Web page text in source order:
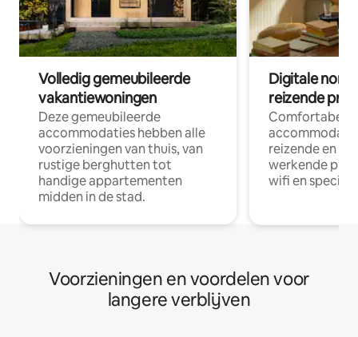
Volledig gemeubileerde
vakantiewoningen
Deze gemeubileerde
accommodaties hebben alle
voorzieningen van thuis, van
rustige berghutten tot
handige appartementen
midden in de stad.
Digitale
reizende
Comfortabele
reizende en
werkende
wifi en
Voorzieningen en voordelen voor
langere verblijven